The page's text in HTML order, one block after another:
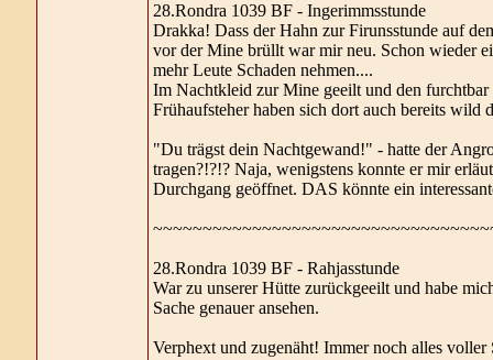
28.Rondra 1039 BF - Ingerimmsstunde
Drakka! Dass der Hahn zur Firunsstunde auf
vor der Mine brüllt war mir neu. Schon wieder
mehr Leute Schaden nehmen....
Im Nachtkleid zur Mine geeilt und den
Frühaufsteher haben sich dort auch bereits wild
"Du trägst dein Nachtgewand!" - hatte der
tragen?!?!? Naja, wenigstens konnte er mir
Durchgang geöffnet. DAS könnte ein
28.Rondra 1039 BF - Rahjasstunde
War zu unserer Hütte zurückgeeilt und habe
Sache genauer ansehen.
Verphext und zugenäht! Immer noch alles